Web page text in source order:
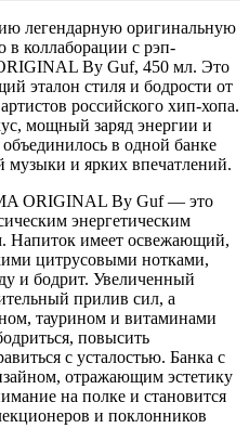
легендарную оригинальную
в коллаборации с рэп-
By Guf, 450 мл. Это
эталон стиля и бодрости от
российского хип-хопа.
мощный заряд энергии и
в одной банке
музыки и ярких впечатлений.
ORIGINAL By Guf — это
энергетическим
Напиток имеет освежающий,
цитрусовыми нотками,
и бодрит. Увеличенный
прилив сил, а
таурином и витаминами
повысить
с усталостью. Банка с
отражающим эстетику
на полке и становится
и поклонников